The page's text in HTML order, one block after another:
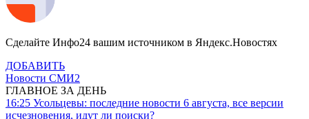
Сделайте Инфо24 вашим источником в Яндекс.Новостях
ДОБАВИТЬ
Новости СМИ2
ГЛАВНОЕ ЗА ДЕНЬ
16:25 Усольцевы: последние новости 6 августа, все версии
исчезновения, идут ли поиски?